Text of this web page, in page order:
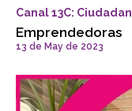
Canal 13C:
Emprendedoras
13 de May de 2023